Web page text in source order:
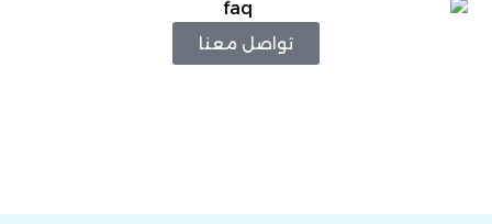
تواصل معنا